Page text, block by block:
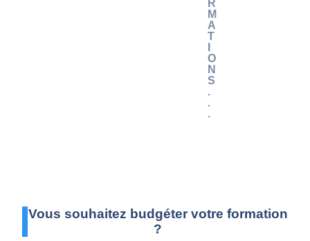
R
M
A
T
O
N
S
.
.
.
Vous souhaitez budgéter votre formation
?